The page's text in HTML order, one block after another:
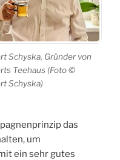
Schyska, Gründer von
Teehaus (Foto ©
Schyska)
das
um
ein sehr gutes